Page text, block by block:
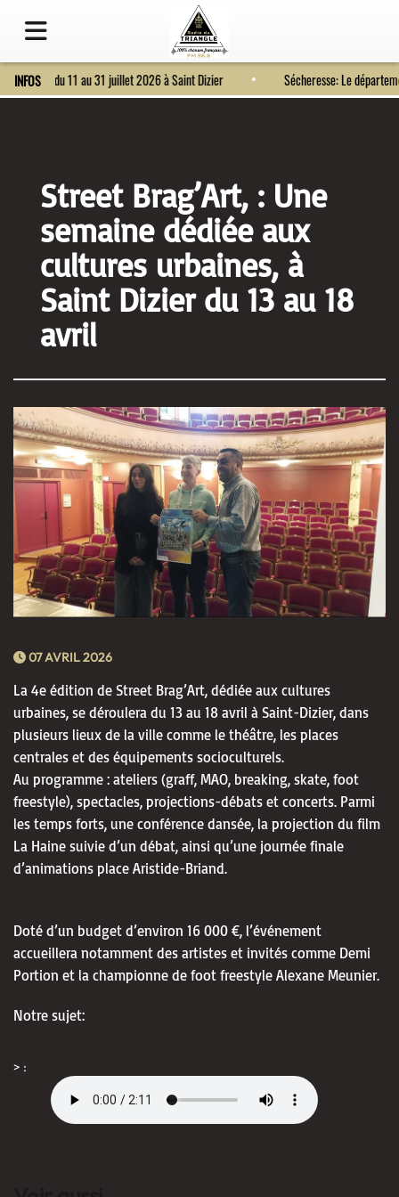
INFOS
Fort Bragard du 11 au 31 juillet 2026 à Saint Dizier Sécheresse: Le
Street Brag’Art, : Une
semaine dédiée aux
cultures urbaines, à
Saint Dizier du 13 au 18
avril
07 AVRIL 2026
La 4e édition de Street Brag’Art, dédiée aux cultures
urbaines, se déroulera du 13 au 18 avril à Saint-Dizier, dans
plusieurs lieux de la ville comme le théâtre, les places
centrales et des équipements socioculturels.
Au programme : ateliers (graff, MAO, breaking, skate, foot
freestyle), spectacles, projections-débats et concerts. Parmi
les temps forts, une conférence dansée, la projection du film
La Haine suivie d’un débat, ainsi qu’une journée finale
d’animations place Aristide-Briand.
Doté d’un budget d’environ 16 000 €, l’événement
accueillera notamment des artistes et invités comme Demi
Portion et la championne de foot freestyle Alexane Meunier.
Notre sujet:
> :